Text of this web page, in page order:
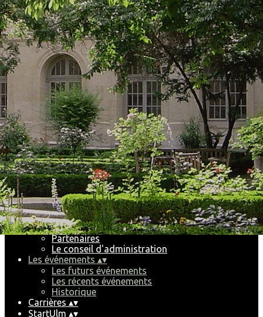
Exporter les lignes sélectionnées
Exporter toutes les colonnes
Exporter uniquement les colonnes affichées
Menu
<
>
Les futurs événements
Les récents événements
Historique
Ajoutez un logo, un bouton, des réseaux sociaux
Cliquez pour éditer
Accueil▴▾
Le Club▴▾
Pourquoi et comment nous rejoindre
Partenaires
Le conseil d'administration
Les événements ▴▾
Les futurs événements
Les récents événements
Historique
Carrières ▴▾
StartUlm ▴▾